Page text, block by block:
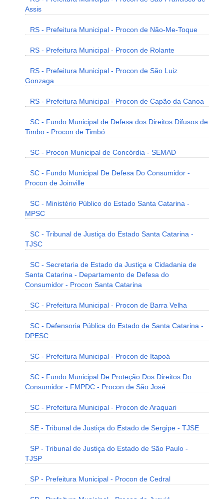
Assis
RS - Prefeitura Municipal - Procon de Não-Me-Toque
RS - Prefeitura Municipal - Procon de Rolante
RS - Prefeitura Municipal - Procon de São Luiz
Gonzaga
RS - Prefeitura Municipal - Procon de Capão da Canoa
SC - Fundo Municipal de Defesa dos Direitos Difusos de
Timbo - Procon de Timbó
SC - Procon Municipal de Concórdia - SEMAD
SC - Fundo Municipal De Defesa Do Consumidor -
Procon de Joinville
SC - Ministério Público do Estado Santa Catarina -
MPSC
SC - Tribunal de Justiça do Estado Santa Catarina -
TJSC
SC - Secretaria de Estado da Justiça e Cidadania de
Santa Catarina - Departamento de Defesa do
Consumidor - Procon Santa Catarina
SC - Prefeitura Municipal - Procon de Barra Velha
SC - Defensoria Pública do Estado de Santa Catarina -
DPESC
SC - Prefeitura Municipal - Procon de Itapoá
SC - Fundo Municipal De Proteção Dos Direitos Do
Consumidor - FMPDC - Procon de São José
SC - Prefeitura Municipal - Procon de Araquari
SE - Tribunal de Justiça do Estado de Sergipe - TJSE
SP - Tribunal de Justiça do Estado de São Paulo -
TJSP
SP - Prefeitura Municipal - Procon de Cedral